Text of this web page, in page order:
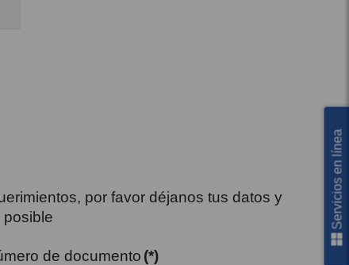
por favor déjanos tus datos y
de documento (*)
a